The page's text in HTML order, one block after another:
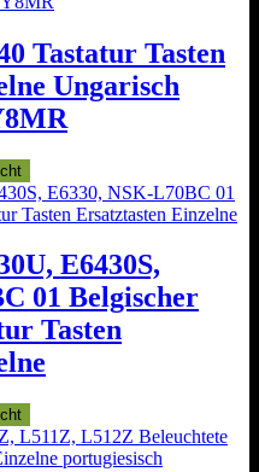
Tastatur Tasten
Ungarisch
E6430S,
01 Belgischer
Tasten